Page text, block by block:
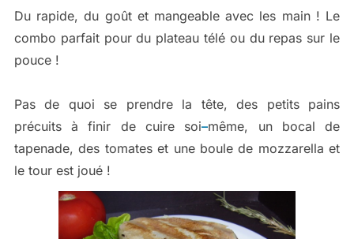
Du rapide, du goût et mangeable avec les main ! Le
combo parfait pour du plateau télé ou du repas sur le
pouce !
Pas de quoi se prendre la tête, des petits pains
précuits à finir de cuire soi–même, un bocal de
tapenade, des tomates et une boule de mozzarella et
le tour est joué !